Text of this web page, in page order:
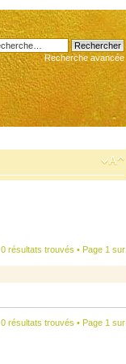
Recherche avancée
0 résultats trouvés • Page 1 sur
0 résultats trouvés • Page 1 sur